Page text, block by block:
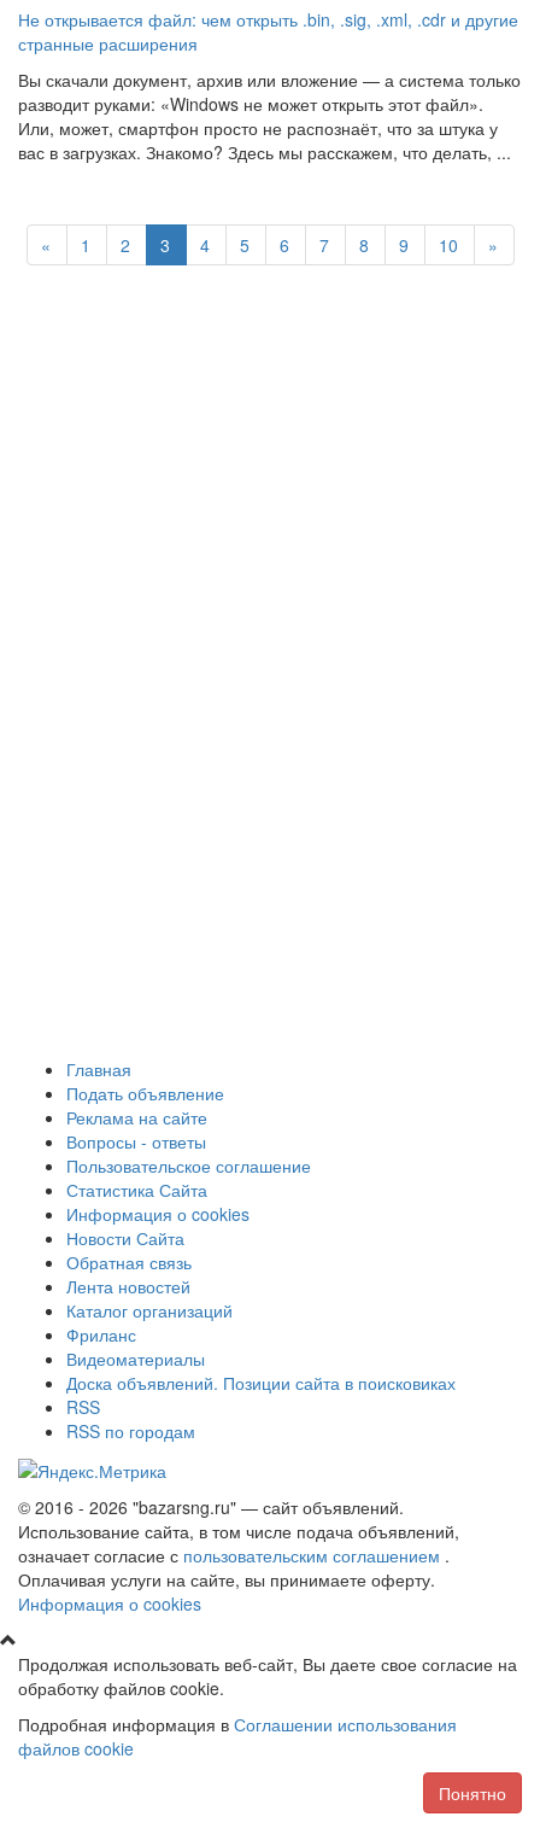
Не открывается файл: чем открыть .bin, .sig, .xml, .cdr и другие
странные расширения
Вы скачали документ, архив или вложение — а система только
разводит руками: «Windows не может открыть этот файл».
Или, может, смартфон просто не распознаёт, что за штука у
вас в загрузках. Знакомо? Здесь мы расскажем, что делать, ...
« 1 2 3 4 5 6 7 8 9 10 »
Главная
Подать объявление
Реклама на сайте
Вопросы - ответы
Пользовательское соглашение
Статистика Сайта
Информация о cookies
Новости Сайта
Обратная связь
Лента новостей
Каталог организаций
Фриланс
Видеоматериалы
Доска объявлений. Позиции сайта в поисковиках
RSS
RSS по городам
© 2016 - 2026 "bazarsng.ru" — сайт объявлений.
Использование сайта, в том числе подача объявлений,
означает согласие с пользовательским соглашением .
Оплачивая услуги на сайте, вы принимаете оферту.
Информация о cookies
Продолжая использовать веб-сайт, Вы даете свое согласие на
обработку файлов cookie.
Подробная информация в Соглашении использования
файлов cookie
Понятно